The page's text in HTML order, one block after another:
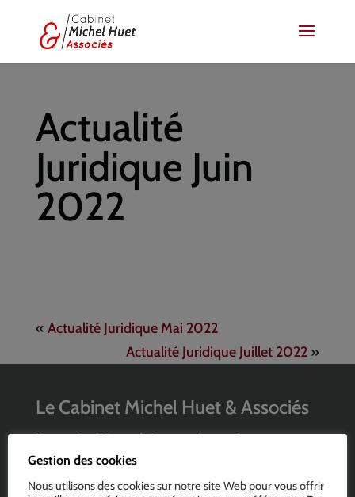
Actualité
Juridique Juin
2022
« Actualité Juridique Mai 2022
Actualité Juridique Juillet 2022 »
Le Cabinet Michel Huet & Associés
Une question ? Vous souhaitez un rendez-vous ?
Contactez-nous
Gestion des cookies
Nous utilisons des cookies sur notre site Web pour vous offrir